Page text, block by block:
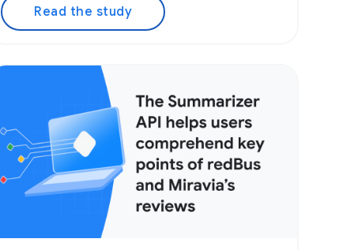
Read the study